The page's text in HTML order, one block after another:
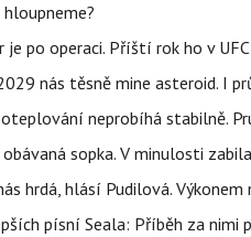
je po operaci. Příští rok ho v
nás těsně mine asteroid. I
neprobíhá stabilně.
obávaná sopka. V minulosti
hrdá, hlásí Pudilová.
písní Seala: Příběh za nimi